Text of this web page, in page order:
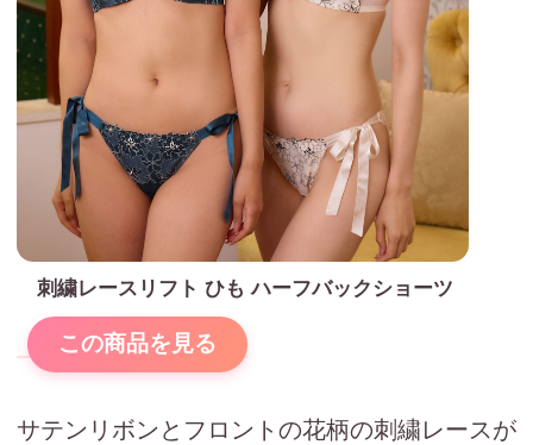
刺繍レースリフト ひも ハーフバックショーツ
この商品を見る
サテンリボンとフロントの花柄の刺繍レースが